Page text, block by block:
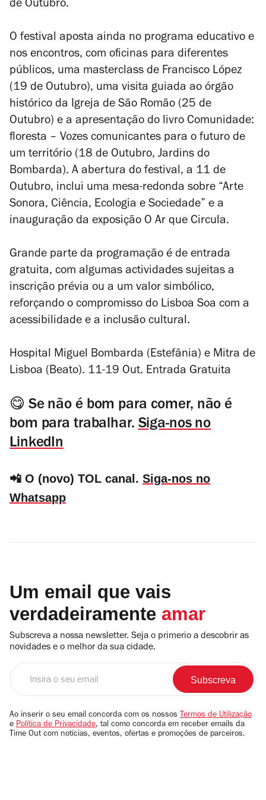
de Outubro.
O festival aposta ainda no programa educativo e
nos encontros, com oficinas para diferentes
públicos, uma masterclass de Francisco López
(19 de Outubro), uma visita guiada ao órgão
histórico da Igreja de São Romão (25 de
Outubro) e a apresentação do livro Comunidade:
floresta – Vozes comunicantes para o futuro de
um território (18 de Outubro, Jardins do
Bombarda). A abertura do festival, a 11 de
Outubro, inclui uma mesa-redonda sobre “Arte
Sonora, Ciência, Ecologia e Sociedade” e a
inauguração da exposição O Ar que Circula.
Grande parte da programação é de entrada
gratuita, com algumas actividades sujeitas a
inscrição prévia ou a um valor simbólico,
reforçando o compromisso do Lisboa Soa com a
acessibilidade e a inclusão cultural.
Hospital Miguel Bombarda (Estefânia) e Mitra de
Lisboa (Beato). 11-19 Out. Entrada Gratuita
😋 Se não é bom para comer, não é
bom para trabalhar.Siga-nos no
LinkedIn
📲 O (novo) TOL canal. Siga-nos no
Whatsapp
Um email que vais
verdadeiramente amar
Subscreva a nossa newsletter. Seja o primerio a descobrir as
novidades e o melhor da sua cidade.
email
Ao inserir o seu email concorda com os nossos Termos de Utilização
e Política de Privacidade, tal como concorda em receber emails da
Time Out com notícias, eventos, ofertas e promoções de parceiros.